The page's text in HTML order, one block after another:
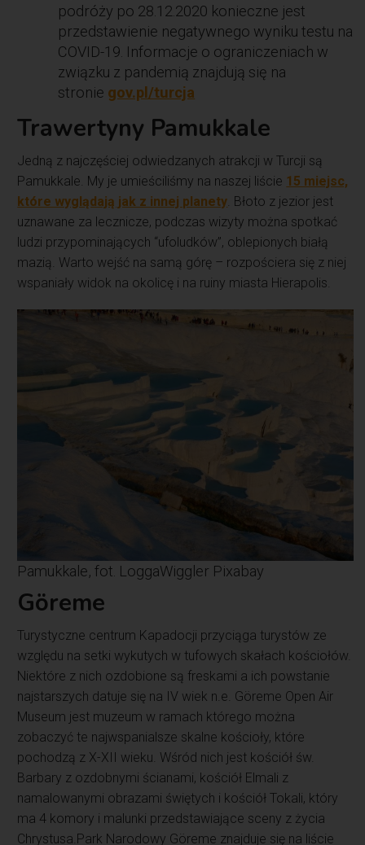
podróży po 28.12.2020 konieczne jest
przedstawienie negatywnego wyniku testu na
COVID-19. Informacje o ograniczeniach w
związku z pandemią znajdują się na
stronie gov.pl/turcja
Trawertyny Pamukkale
Jedną z najczęściej odwiedzanych atrakcji w Turcji są
Pamukkale. My je umieściliśmy na naszej liście 15 miejsc,
które wyglądają jak z innej planety . Błoto z jezior jest
uznawane za lecznicze, podczas wizyty można spotkać
ludzi przypominających “ufoludków”, oblepionych białą
mazią. Warto wejść na samą górę – rozpościera się z niej
wspaniały widok na okolicę i na ruiny miasta Hierapolis.
Pamukkale, fot. LoggaWiggler Pixabay
Göreme
Turystyczne centrum Kapadocji przyciąga turystów ze
względu na setki wykutych w tufowych skałach kościołów.
Niektóre z nich ozdobione są freskami a ich powstanie
najstarszych datuje się na IV wiek n.e. Göreme Open Air
Museum jest muzeum w ramach którego można
zobaczyć te najwspanialsze skalne kościoły, które
pochodzą z X-XII wieku. Wśród nich jest kościół św.
Barbary z ozdobnymi ścianami, kościół Elmali z
namalowanymi obrazami świętych i kościół Tokali, który
ma 4 komory i malunki przedstawiające sceny z życia
Chrystusa.Park Narodowy Göreme znajduje się na liście